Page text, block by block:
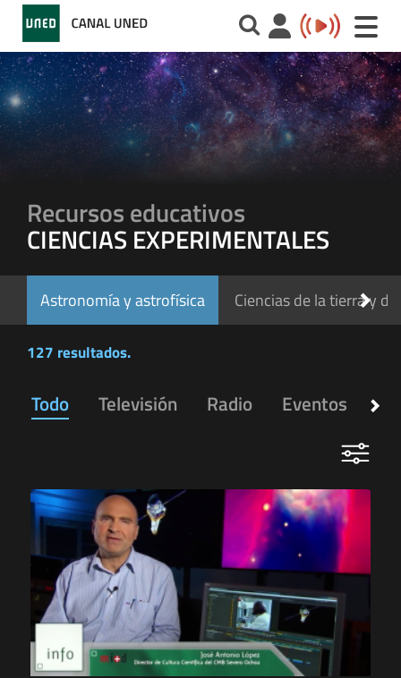
Toggle
Recursos educativos
CIENCIAS EXPERIMENTALES
Astronomía y astrofísica Ciencias de la tierra y
127 resultados.
Todo Televisión Radio Eventos